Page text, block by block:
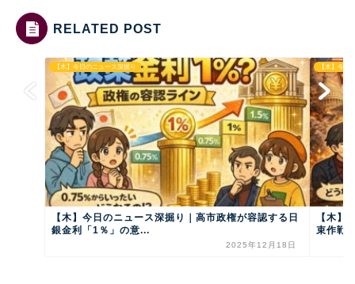
RELATED POST
【木】今日のニュース深掘り
【木】今日のニュース深掘り｜高市政権が容認する日
銀金利「1％」の意...
2025年12月18日
【木】今日
【木】
束作戦